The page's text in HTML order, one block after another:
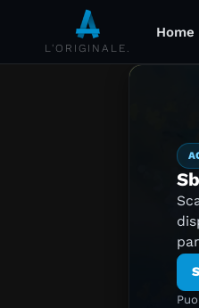
L'ORIGINALE.
Home